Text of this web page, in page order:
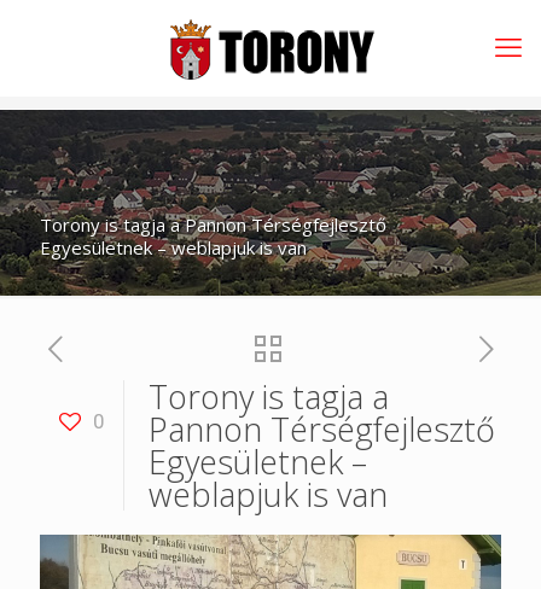
Torony is tagja a Pannon Térségfejlesztő
Egyesületnek – weblapjuk is van
0
Torony is tagja a
Pannon Térségfejlesztő
Egyesületnek –
weblapjuk is van